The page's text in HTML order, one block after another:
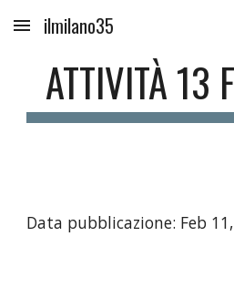
Skip to main content
ilmilano35
ATTIVITÀ 13
Data pubblicazione: Feb